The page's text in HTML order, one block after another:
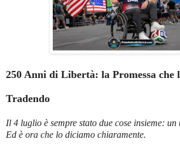
250 Anni di Libertà: la Promessa che
Tradendo
Il 4 luglio è sempre stato due cose insieme:
Ed è ora che lo diciamo chiaramente.